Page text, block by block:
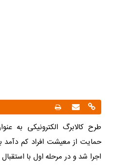
طرح کالابرگ الکترونیکی به
حمایت از معیشت افراد کم دآمد